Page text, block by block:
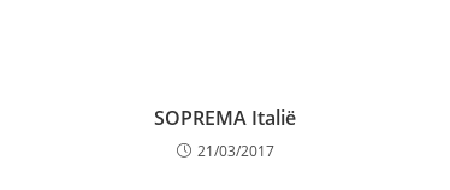
SOPREMA Italië
21/03/2017